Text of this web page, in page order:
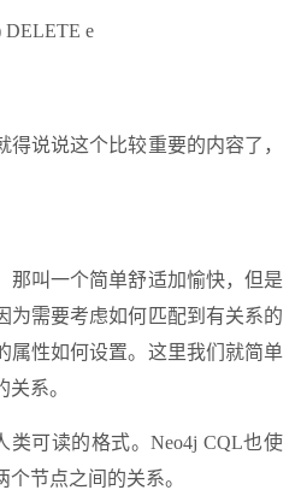
DELETE e
说说这个比较重要的内容了，
那叫一个简单舒适加愉快，但是
为需要考虑如何匹配到有关系的
属性如何设置。这里我们就简单
系。
类可读的格式。Neo4j CQL也使
节点之间的关系。